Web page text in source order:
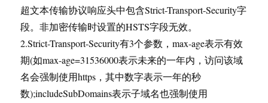
超文本传输协议响应头中包含Strict-Transport-Security字
段。非加密传输时设置的HSTS字段无效。
2.Strict-Transport-Security有3个参数，max-age表示有效
期(如max-age=31536000表示未来的一年内，访问该域
名会强制使用https，其中数字表示一年的秒
数);includeSubDomains表示子域名也强制使用